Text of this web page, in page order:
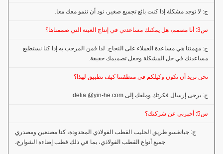
ج: لا توجد مشكلة إذا كنت بائع تجميع صغير، نود أن ننمو معك معا.
س3: أنا مصمم، هل يمكنك مساعدتي في إنتاج العينة التي صممناها؟
ج: مهمتنا هي مساعدة العملاء على النجاح. لذا فمن المرحب به إذا كنا نستطيع
مساعدتك في حل المشكلة وجعل تصميمك حقيقة.
نحن نريد أن نكون وكيلكم في منطقتنا كيف تطبيق لهذا؟
ج: يرجى إرسال فكرتك وملفك إلى delia @yin-he.com
س5: أخبرني عن شركتك؟
ج: جيانغسو طريق الحليب القطب الفولاذي المحدودة، كنا مصنعين ومصدري
جميع أنواع القطب الفولاذي، بما في ذلك قطب إضاءة الشوارع،